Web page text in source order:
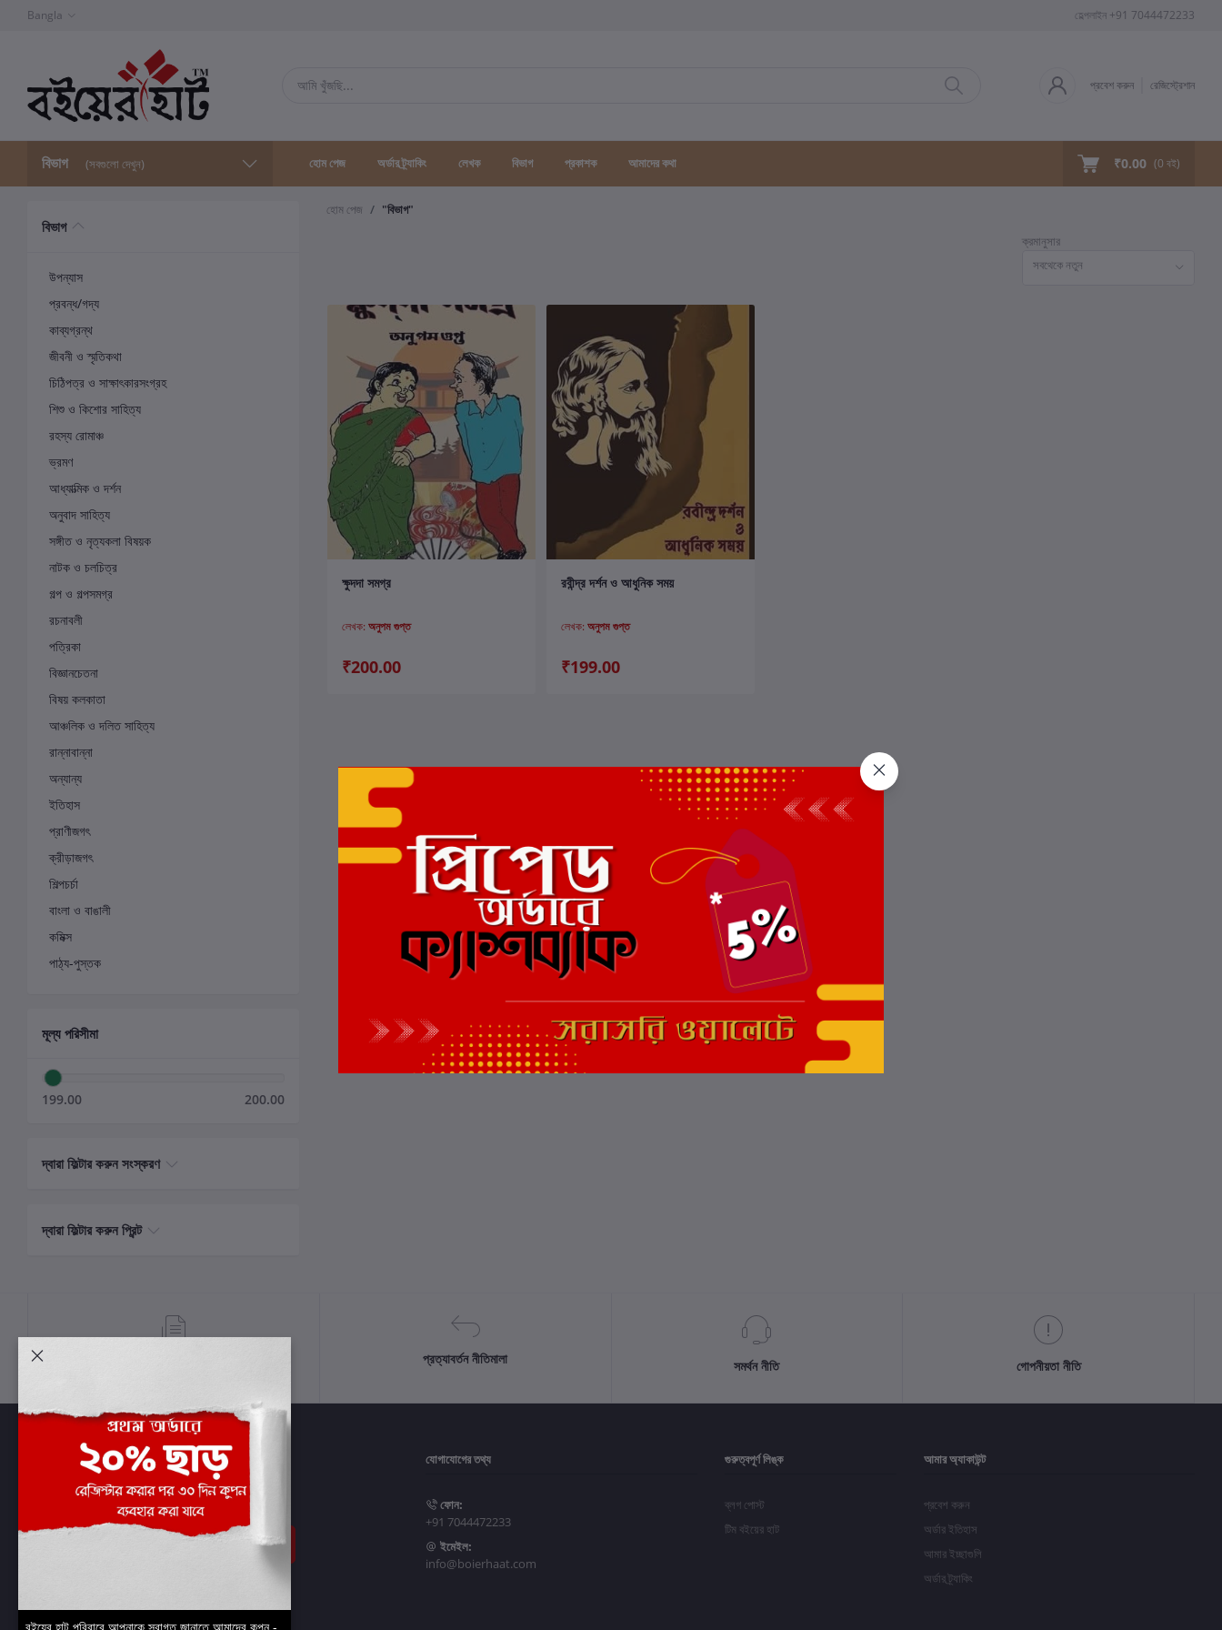
Bangla হেল্পলাইন +91 7044472233
প্রবেশ করুন রেজিস্ট্রেশান
বিভাগ (সবগুলো দেখুন) হোম পেজ অর্ডার ট্র্যাকিং লেখক বিভাগ প্রকাশক আমাদের কথা ₹0.00 (0 বই)
বিভাগ
উপন্যাস
প্রবন্ধ/গদ্য
কাব্যগ্রন্থ
জীবনী ও স্মৃতিকথা
চিঠিপত্র ও সাক্ষাৎকারসংগ্রহ
শিশু ও কিশোর সাহিত্য
রহস্য রোমাঞ্চ
ভ্রমণ
আধ্যাত্মিক ও দর্শন
অনুবাদ সাহিত্য
সঙ্গীত ও নৃত্যকলা বিষয়ক
নাটক ও চলচিত্র
গল্প ও গল্পসমগ্র
রচনাবলী
পত্রিকা
বিজ্ঞানচেতনা
বিষয় কলকাতা
আঞ্চলিক ও দলিত সাহিত্য
রান্নাবান্না
অন্যান্য
ইতিহাস
প্রাণীজগৎ
ক্রীড়াজগৎ
শিল্পচর্চা
বাংলা ও বাঙালী
কমিক্স
পাঠ্য-পুস্তক
মূল্য পরিসীমা
199.00 200.00
দ্বারা ফিল্টার করুন সংস্করণ
দ্বারা ফিল্টার করুন প্রিন্ট
হোম পেজ
"বিভাগ"
ক্রমানুসার
সবথেকে নতুন
ক্ষুদদা সমগ্র
লেখক: অনুপম গুপ্ত
₹200.00
কার্টে যোগ করুন
রবীন্দ্র দর্শন ও আধুনিক সময়
লেখক: অনুপম গুপ্ত
₹199.00
প্রত্যাবর্তন নীতিমালা সমর্থন নীতি গোপনীয়তা নীতি
সাবস্ক্রাইব
যোগাযোগের তথ্য
ফোন:
+91 7044472233
ইমেইল:
info@boierhaat.com
গুরুত্বপূর্ণ লিঙ্ক
ব্লগ পোস্ট
টিম বইয়ের হাট
আমার অ্যাকাউন্ট
প্রবেশ করুন
অর্ডার ইতিহাস
আমার ইচ্ছাগুলি
অর্ডার ট্র্যাকিং